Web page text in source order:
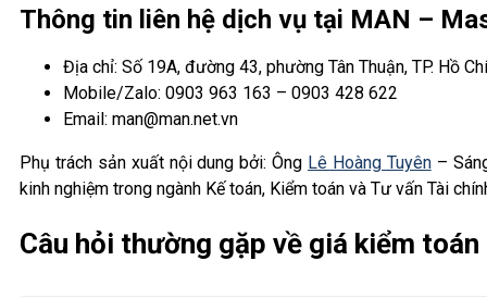
Thông tin liên hệ dịch vụ tại MAN –
Địa chỉ: Số 19A, đường 43, phường Tân Thuận, TP. Hồ
Mobile/Zalo: 0903 963 163 – 0903 428 622
Email: man@man.net.vn
Phụ trách sản xuất nội dung bởi: Ông Lê Hoàng Tuyên–
kinh nghiệm trong ngành Kế toán, Kiểm toán và Tư vấn Tài
Câu hỏi thường gặp về giá kiểm toán